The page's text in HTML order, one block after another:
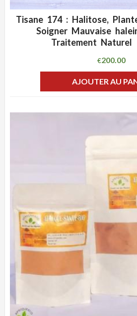
ADD WISHLIST
Tisane 174 : Halitose,
Soigner Mauvaise
Traitement Naturel
€200.00
AJOUTER AU